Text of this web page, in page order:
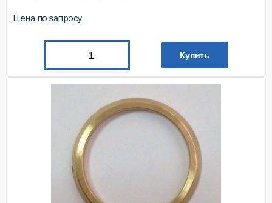
Цена по запросу
Купить